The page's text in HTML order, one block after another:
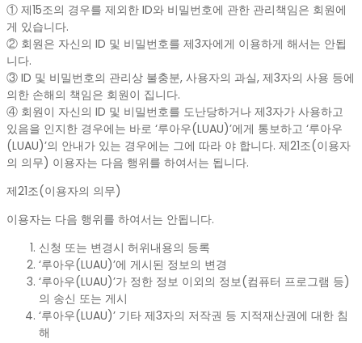
① 제15조의 경우를 제외한 ID와 비밀번호에 관한 관리책임은 회원에
게 있습니다.
② 회원은 자신의 ID 및 비밀번호를 제3자에게 이용하게 해서는 안됩
니다.
③ ID 및 비밀번호의 관리상 불충분, 사용자의 과실, 제3자의 사용 등에
의한 손해의 책임은 회원이 집니다.
④ 회원이 자신의 ID 및 비밀번호를 도난당하거나 제3자가 사용하고
있음을 인지한 경우에는 바로 ‘루아우(LUAU)’에게 통보하고 ‘루아우
(LUAU)’의 안내가 있는 경우에는 그에 따라 야 합니다. 제21조(이용자
의 의무) 이용자는 다음 행위를 하여서는 됩니다.
제21조(이용자의 의무)
이용자는 다음 행위를 하여서는 안됩니다.
신청 또는 변경시 허위내용의 등록
‘루아우(LUAU)’에 게시된 정보의 변경
‘루아우(LUAU)’가 정한 정보 이외의 정보(컴퓨터 프로그램 등)
의 송신 또는 게시
‘루아우(LUAU)’ 기타 제3자의 저작권 등 지적재산권에 대한 침
해